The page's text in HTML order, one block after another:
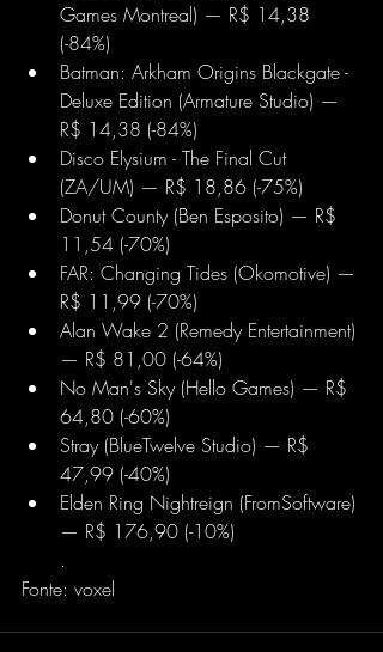
Games Montreal) — R$ 14,38
(-84%)
Batman: Arkham Origins Blackgate -
Deluxe Edition (Armature Studio) —
R$ 14,38 (-84%)
Disco Elysium - The Final Cut
(ZA/UM) — R$ 18,86 (-75%)
Donut County (Ben Esposito) — R$
11,54 (-70%)
FAR: Changing Tides (Okomotive) —
R$ 11,99 (-70%)
Alan Wake 2 (Remedy Entertainment)
— R$ 81,00 (-64%)
No Man's Sky (Hello Games) — R$
64,80 (-60%)
Stray (BlueTwelve Studio) — R$
47,99 (-40%)
Elden Ring Nightreign (FromSoftware)
— R$ 176,90 (-10%)
.
Fonte: voxel